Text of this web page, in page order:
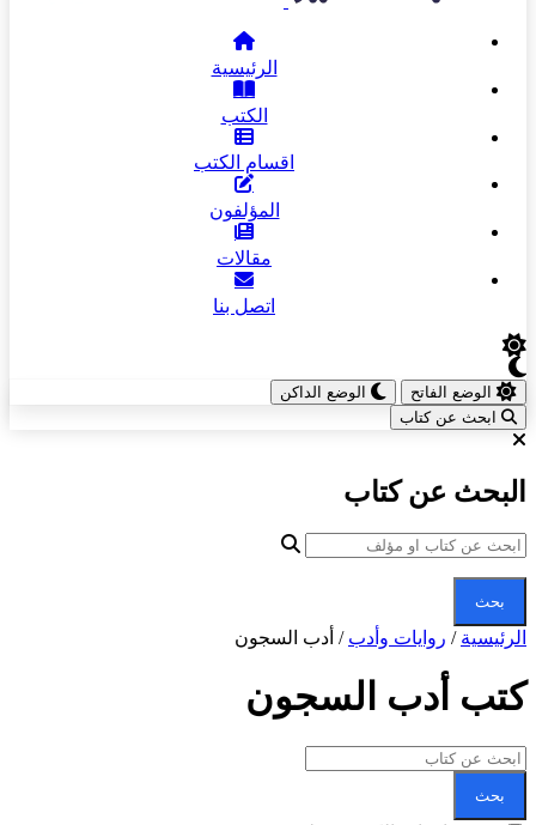
الرئيسية
الكتب
اقسام الكتب
المؤلفون
مقالات
اتصل بنا
الوضع الفاتح
الوضع الداكن
ابحث عن كتاب
البحث عن كتاب
بحث
الرئيسية / روايات وأدب / أدب السجون
كتب أدب السجون
بحث